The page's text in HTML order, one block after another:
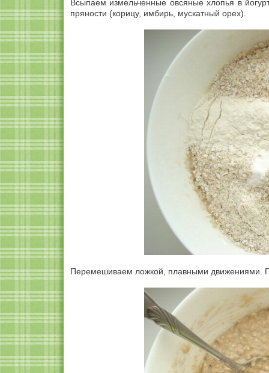
Всыпаем измельченные овсяные хлопья в
пряности (корицу, имбирь, мускатный орех).
Перемешиваем ложкой, плавными движениями.